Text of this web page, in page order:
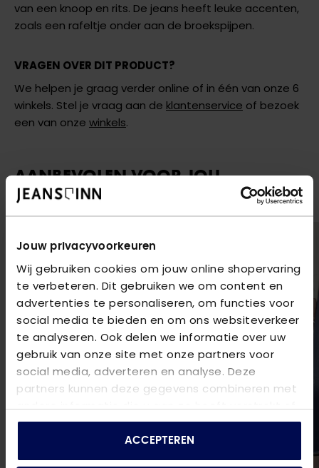
Jouw privacyvoorkeuren
Wij gebruiken cookies om jouw online shopervaring
te verbeteren. Dit gebruiken we om content en
advertenties te personaliseren, om functies voor
social media te bieden en om ons websiteverkeer
te analyseren. Ook delen we informatie over uw
gebruik van onze site met onze partners voor
social media, adverteren en analyse. Deze
partners kunnen deze gegevens combineren met
andere informatie die u aan ze heeft verstrekt of
die ze hebben verzameld op basis van uw gebruik
ACCEPTEREN
van een knoop en rits. De jeans heeft leuke accenten,
zoals een rafeltje onder aan de broekspijpen.
VRAGEN OVER DIT PRODUCT?
We helpen je graag verder online of in één van onze 6
winkels. Stel je vraag aan de klantenservice of bezoek
een van onze winkels.
AANBEVOLEN VOOR JOU
shop hier de meest recente jeans van Only